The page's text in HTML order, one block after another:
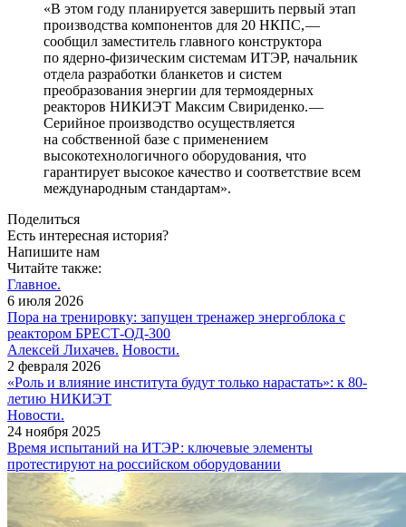
«В этом году планируется завершить первый этап
производства компонентов для 20 НКПС, — ​
сообщил заместитель главного конструктора
по ядерно-физическим системам ИТЭР, начальник
отдела разработки бланкетов и систем
преобразования энергии для термоядерных
реакторов НИКИЭТ Максим Свириденко. — ​
Серийное производство осуществляется
на собственной базе с применением
высокотехнологичного оборудования, что
гарантирует высокое качество и соответствие всем
международным стандартам».
Поделиться
Есть интересная история?
Напишите нам
Читайте также:
Главное.
6 июля 2026
Пора на тренировку: запущен тренажер энергоблока с
реактором БРЕСТ-ОД-300
Алексей Лихачев. Новости.
2 февраля 2026
«Роль и влияние института будут только нарастать»: к 80-
летию НИКИЭТ
Новости.
24 ноября 2025
Время испытаний на ИТЭР: ключевые элементы
протестируют на российском оборудовании